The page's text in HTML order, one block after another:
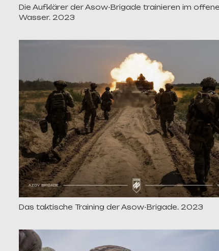
Die Aufklärer der Asow-Brigade trainieren im
Wasser. 2023
Das taktische Training der Asow-Brigade. 2023